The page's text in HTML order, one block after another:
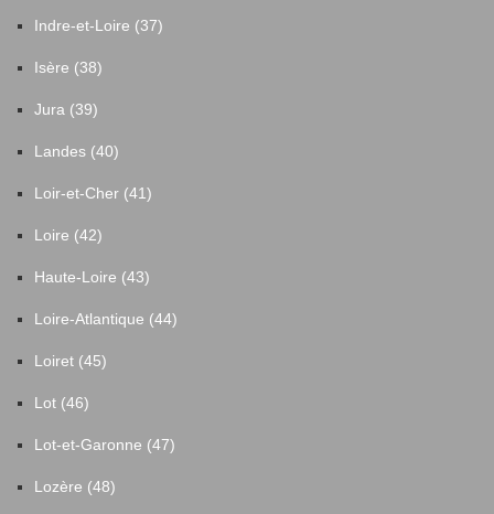
Indre-et-Loire (37)
Isère (38)
Jura (39)
Landes (40)
Loir-et-Cher (41)
Loire (42)
Haute-Loire (43)
Loire-Atlantique (44)
Loiret (45)
Lot (46)
Lot-et-Garonne (47)
Lozère (48)